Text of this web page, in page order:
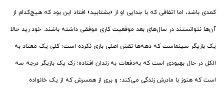
کمدی باشد، اما اتفاقی که با جدایی او از «بشتابید» افتاد این بود که هیچ‌کدام از
آن‌ها نتوانستند در سال‌های بعد موقعیت کاری موفقی داشته باشند. خود رید حالا
یک بازیگر سینماست که دهه‌ها نقش اصلی بازی نکرده است؛ کلی یک معتاد به
الکلِ در حال بهبودی است که به‌دفعات به زندان افتاده؛ زک یک بازیگر درجه سه
است که هنوز با مادرش زندگی می‌کند؛ و بری از همسرش که از یک خانواده